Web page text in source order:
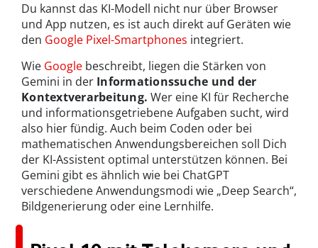
Du kannst das KI-Modell nicht nur über Browser
und App nutzen, es ist auch direkt auf Geräten wie
den Google Pixel-Smartphones integriert.
Wie Google beschreibt, liegen die Stärken von
Gemini in der Informationssuche und der
Kontextverarbeitung.Wer eine KI für Recherche
und informationsgetriebene Aufgaben sucht, wird
also hier fündig. Auch beim Coden oder bei
mathematischen Anwendungsbereichen soll Dich
der KI-Assistent optimal unterstützen können. Bei
Gemini gibt es ähnlich wie bei ChatGPT
verschiedene Anwendungsmodi wie „Deep Search“,
Bildgenerierung oder eine Lernhilfe.